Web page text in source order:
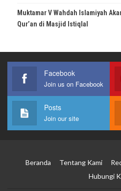
Muktamar V Wahdah Islamiyah
Qur’an di Masjid Istiqlal
Facebook
Join us on Facebook
Posts
Join our site
Beranda Tentang Kami
Hubungi